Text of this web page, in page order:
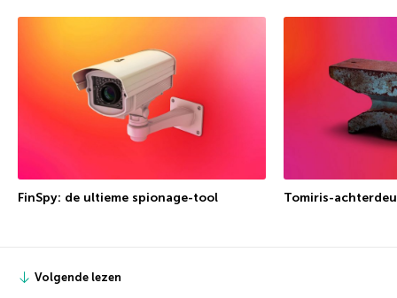
FinSpy: de ultieme spionage-tool Tomiris-
Volgende lezen